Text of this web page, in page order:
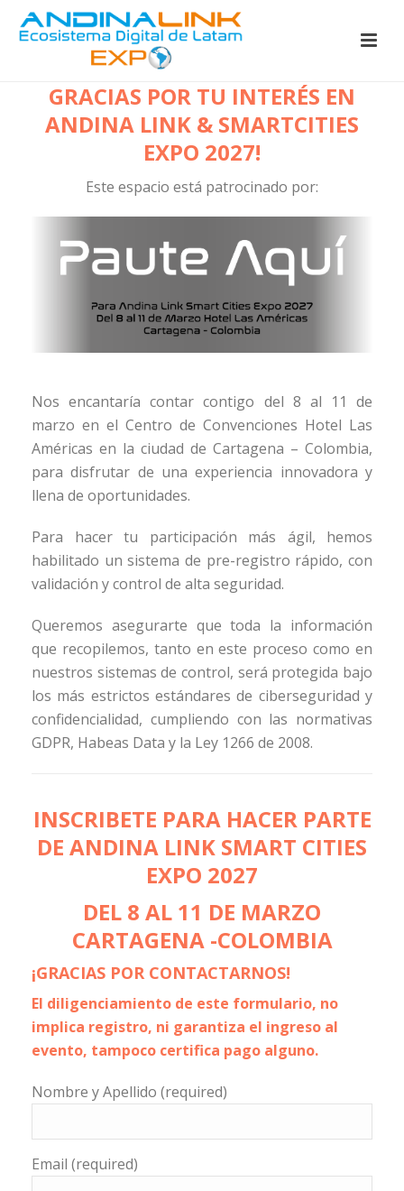
GRACIAS POR TU INTERÉS EN
ANDINA LINK & SMARTCITIES
EXPO 2027!
Este espacio está patrocinado por:
Nos encantaría contar contigo del 8 al 11 de
marzo en el Centro de Convenciones Hotel Las
Américas en la ciudad de Cartagena – Colombia,
para disfrutar de una experiencia innovadora y
llena de oportunidades.
Para hacer tu participación más ágil, hemos
habilitado un sistema de pre-registro rápido, con
validación y control de alta seguridad.
Queremos asegurarte que toda la información
que recopilemos, tanto en este proceso como en
nuestros sistemas de control, será protegida bajo
los más estrictos estándares de ciberseguridad y
confidencialidad, cumpliendo con las normativas
GDPR, Habeas Data y la Ley 1266 de 2008.
INSCRIBETE PARA HACER PARTE
DE ANDINA LINK SMART CITIES
EXPO 2027
DEL 8 AL 11 DE MARZO
CARTAGENA -COLOMBIA
¡GRACIAS POR CONTACTARNOS!
El diligenciamiento de este formulario, no
implica registro, ni garantiza el ingreso al
evento, tampoco certifica pago alguno.
Nombre y Apellido (required)
Email (required)